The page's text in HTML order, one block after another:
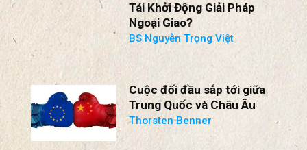
HỘI LUẬN ngày 1/8/2026
* Khủng Hoảng Trung Đông
Mở Rộng: Ả Rập Saudi, Iraq
Vào Cuộc?
* Ukraine Ở Thế Vượt Trội?
Tái Khởi Động Giải Pháp
Ngoại Giao?
BS Nguyễn Trọng Việt